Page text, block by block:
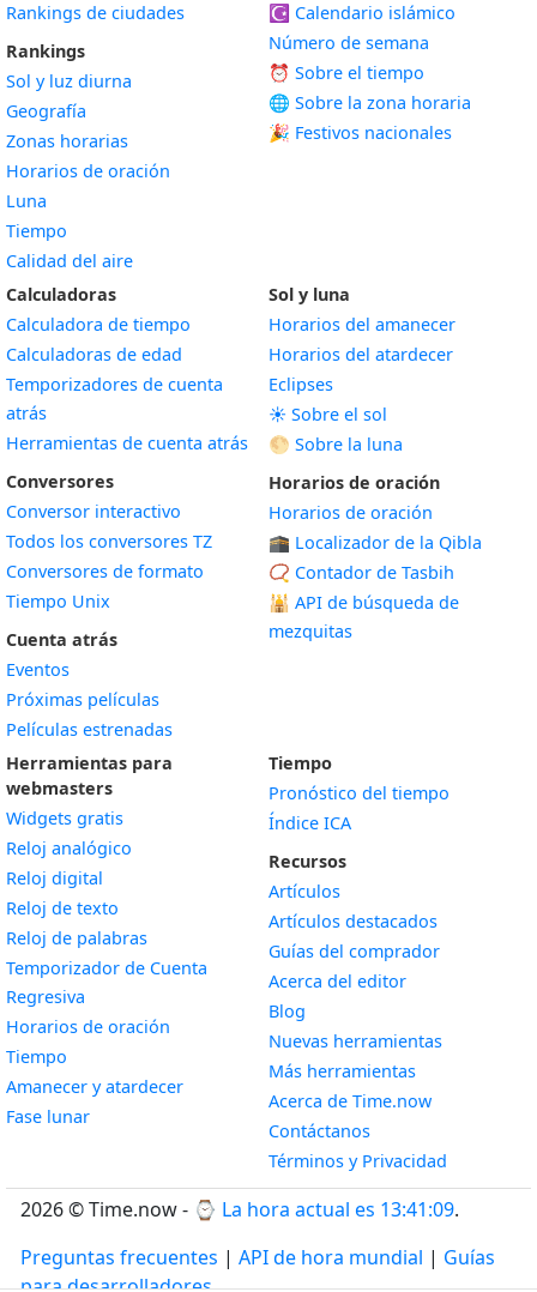
Rankings de ciudades
Rankings
Sol y luz diurna
Geografía
Zonas horarias
Horarios de oración
Luna
Tiempo
Calidad del aire
☪️ Calendario islámico
Número de semana
⏰ Sobre el tiempo
🌐 Sobre la zona horaria
🎉 Festivos nacionales
Calculadoras
Calculadora de tiempo
Calculadoras de edad
Temporizadores de cuenta
atrás
Herramientas de cuenta atrás
Conversores
Conversor interactivo
Todos los conversores TZ
Conversores de formato
Tiempo Unix
Cuenta atrás
Eventos
Próximas películas
Películas estrenadas
Sol y luna
Horarios del amanecer
Horarios del atardecer
Eclipses
☀️ Sobre el sol
🌕 Sobre la luna
Horarios de oración
Horarios de oración
🕋 Localizador de la Qibla
📿 Contador de Tasbih
🕌 API de búsqueda de
mezquitas
Herramientas para
webmasters
Widgets gratis
Reloj analógico
Reloj digital
Reloj de texto
Reloj de palabras
Temporizador de Cuenta
Regresiva
Horarios de oración
Tiempo
Amanecer y atardecerWidget
Fase lunarWidget
Tiempo
Pronóstico del tiempo
Índice ICA
Recursos
Artículos
Artículos destacados
Guías del comprador
Acerca del editor
Blog
Nuevas herramientas
Más herramientas
Acerca de Time.now
Contáctanos
Términos y Privacidad
2026 © Time.now - ⌚ La hora actual es 13:41:10.
Preguntas frecuentes | API de hora mundial | Guías
para desarrolladores